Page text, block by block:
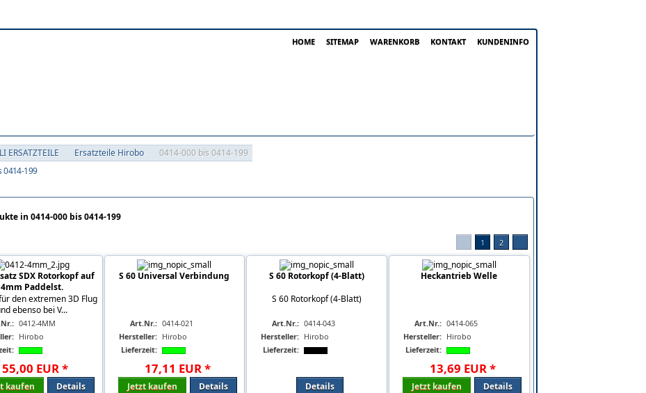
HOME SITEMAP WARENKORB KONTAKT KUNDENINFO
ERSATZTEILE Ersatzteile Hirobo
0414-000 bis 0414-199
0414-199
in 0414-000 bis 0414-199
1 2
SDX Rotorkopf auf
4mm Paddelst.
den extremen 3D Flug
ebenso bei V...
0412-4MM
Hirobo
55,00 EUR*
kaufen Details
S 60 Universal Verbindung
Art.Nr.: 0414-021
Hersteller: Hirobo
Lieferzeit:
17,11 EUR*
Jetzt kaufen Details
S 60 Rotorkopf (4-Blatt)
S 60 Rotorkopf (4-Blatt)
Art.Nr.: 0414-043
Hersteller: Hirobo
Lieferzeit:
Details
Heckantrieb Welle
Art.Nr.: 0414-065
Hersteller: Hirobo
Lieferzeit:
13,69 EUR*
Jetzt kaufen Details